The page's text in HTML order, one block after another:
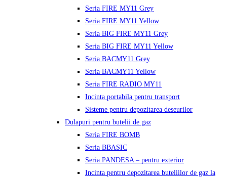
Seria FIRE MY11 Grey
Seria FIRE MY11 Yellow
Seria BIG FIRE MY11 Grey
Seria BIG FIRE MY11 Yellow
Seria BACMY11 Grey
Seria BACMY11 Yellow
Seria FIRE RADIO MY11
Incinta portabila pentru transport
Sisteme pentru depozitarea deseurilor
Dulapuri pentru butelii de gaz
Seria FIRE BOMB
Seria BBASIC
Seria PANDESA – pentru exterior
Incinta pentru depozitarea buteliilor de gaz la